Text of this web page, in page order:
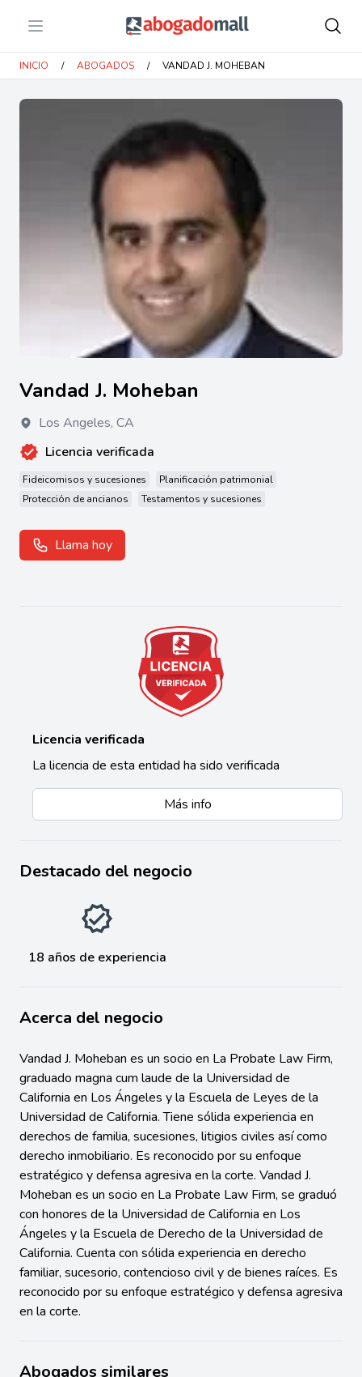
Open menu Abogadomall
INICIO / ABOGADOS / VANDAD J. MOHEBAN
Vandad J. Moheban
Los Angeles, CA
Licencia verificada
Fideicomisos y sucesiones
Planificación patrimonial
Protección de ancianos
Testamentos y sucesiones
Llama hoy
Licencia verificada
La licencia de esta entidad ha sido verificada
Más info
Destacado del negocio
18 años de experiencia
Acerca del negocio
Vandad J. Moheban es un socio en La Probate Law Firm,
graduado magna cum laude de la Universidad de
California en Los Ángeles y la Escuela de Leyes de la
Universidad de California. Tiene sólida experiencia en
derechos de familia, sucesiones, litigios civiles así como
derecho inmobiliario. Es reconocido por su enfoque
estratégico y defensa agresiva en la corte. Vandad J.
Moheban es un socio en La Probate Law Firm, se graduó
con honores de la Universidad de California en Los
Ángeles y la Escuela de Derecho de la Universidad de
California. Cuenta con sólida experiencia en derecho
familiar, sucesorio, contencioso civil y de bienes raíces. Es
reconocido por su enfoque estratégico y defensa agresiva
en la corte.
Abogados similares